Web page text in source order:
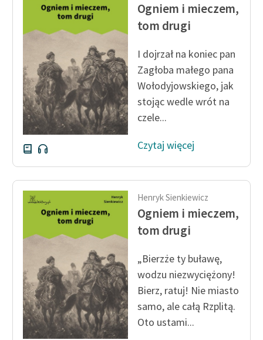
Regulamin darowizn
Informacja o treściach
Deklaracja dostępności
Ogniem i mieczem,
tom drugi
I dojrzał na koniec pan
Zagłoba małego pana
Wołodyjowskiego, jak
stojąc wedle wrót na
czele...
Czytaj więcej
Henryk Sienkiewicz
Ogniem i mieczem,
tom drugi
„Bierzże ty buławę,
wodzu niezwyciężony!
Bierz, ratuj! Nie miasto
samo, ale całą Rzplitą.
Oto ustami...